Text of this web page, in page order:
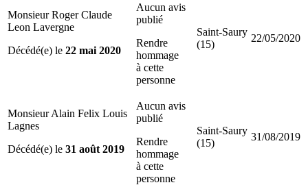
Monsieur Roger Claude
Leon Lavergne
Décédé(e) le 22 mai 2020
Aucun avis
publié
Rendre
hommage
à cette
personne
Saint-Saury
(15)
22/05/2020
Monsieur Alain Felix Louis
Lagnes
Décédé(e) le 31 août 2019
Aucun avis
publié
Rendre
hommage
à cette
personne
Saint-Saury
(15)
31/08/2019